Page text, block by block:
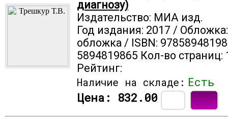
диагнозу)
Издательство: МИА изд.
Год издания: 2017 /
обложка / ISBN:
5894819865 Кол-во страниц:
Рейтинг:
Наличие на складе: Есть
Цена: 832.00